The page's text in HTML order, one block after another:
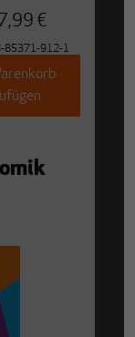
€
85371-912-1